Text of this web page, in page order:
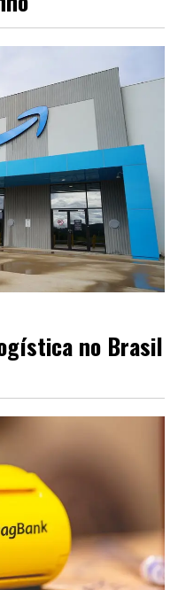
no Brasil